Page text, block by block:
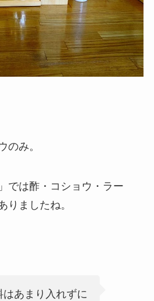
のみ。
では酢・コショウ・ラー
りましたね。
はあまり入れずに